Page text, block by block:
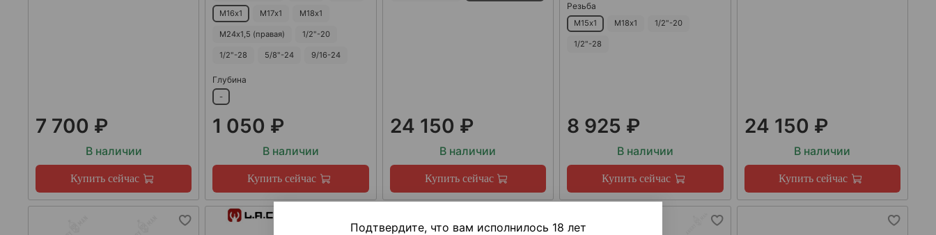
7 700 ₽
В наличии
Купить сейчас
М16х1 М17х1 М18х1
М24х1,5 (правая) 1/2"-20
1/2"-28 5/8"-24 9/16-24
Глубина
-
1 050 ₽
В наличии
Купить сейчас
24 150 ₽
В наличии
Купить сейчас
Резьба
М15х1 М18х1 1/2"-20
1/2"-28
8 925 ₽
В наличии
Купить сейчас
24 150 ₽
В наличии
Купить сейчас
Подтвердите, что вам исполнилось 18 лет